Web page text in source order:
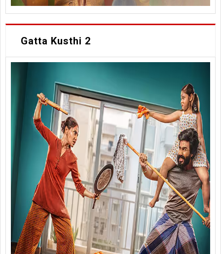
Gatta Kusthi 2